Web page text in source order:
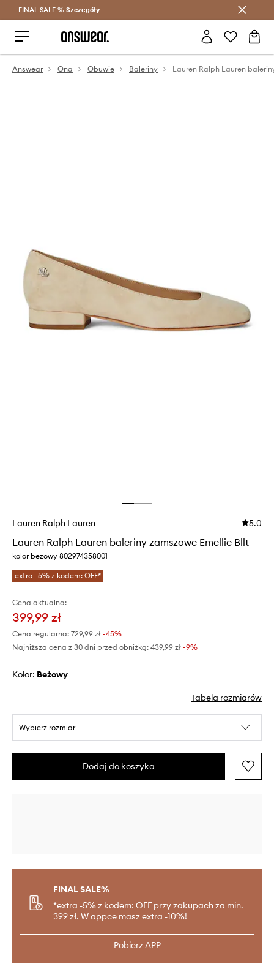
Oszczędzaj z Answear Club >
FINAL SALE % Szczegóły
Answear Ona Obuwie Baleriny
Lauren Ralph Lauren 5.0
Lauren Ralph Lauren baleriny zamszowe Emellie Bllt
kolor beżowy 802974358001
extra -5% z kodem: OFF*
Cena aktualna:
399,99 zł
Cena regularna: 729,99 zł -45%
Najniższa cena z 30 dni przed obniżką: 439,99 zł -9%
Kolor: beżowy
Tabela rozmiarów
Wybierz rozmiar
Dodaj do koszyka
FINAL SALE%
*extra -5% z kodem: OFF przy zakupach za min.
399 zł. W appce masz extra -10%!
Pobierz APP